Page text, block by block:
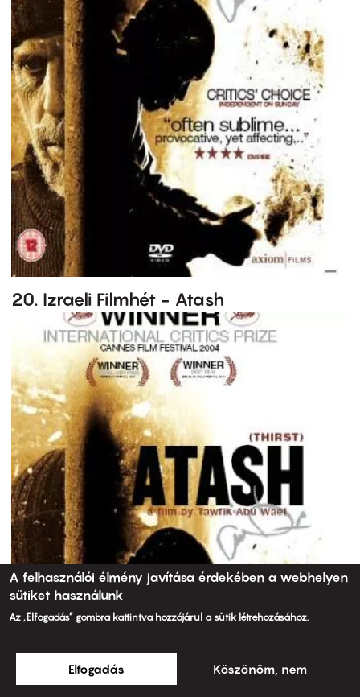
20. Izraeli Filmhét - Atash
A felhasználói élmény javítása érdekében a webhelyen
sütiket használunk
Az „Elfogadás” gombra kattintva hozzájárul a sütik létrehozásához.
Elfogadás Köszönöm, nem